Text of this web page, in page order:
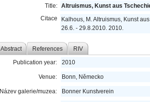
Title: Altruismus, Kunst aus
Citace
Kalhous, M. Altruismus, Kunst
26.6. - 29.8.2010. 2010.
Abstract References RIV
Publication year: 2010
Venue: Bonn, Německo
Název galerie/muzea: Bonner Kunstverein